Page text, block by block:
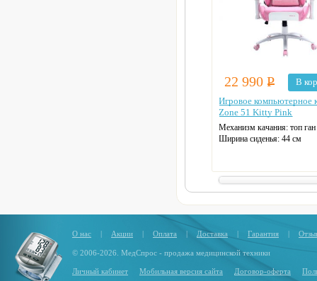
22 990Р
В
Игровое компьютерное
Zone 51 Kitty Pink
Механизм качания: топ ган
Ширина сиденья: 44 см
Материал спинки: ткань/
Регулировка высоты:
Крестовина: пятилучевая
Цвет: розовый
О нас | Акции | Оплата | Доставка | Гарантия |
© 2006-2026. МедСпрос - продажа медицинской техники
Личный кабинет Мобильная версия сайта Договор-оферта